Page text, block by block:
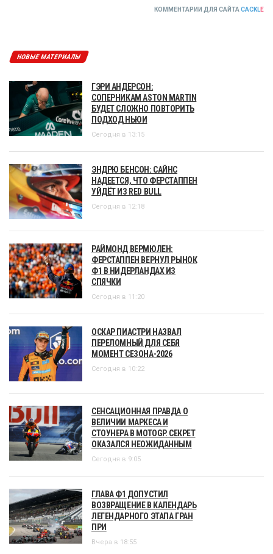
КОММЕНТАРИИ ДЛЯ САЙТА CACKLE
НОВЫЕ МАТЕРИАЛЫ
ГЭРИ АНДЕРСОН:
СОПЕРНИКАМ ASTON MARTIN
БУДЕТ СЛОЖНО ПОВТОРИТЬ
ПОДХОД НЬЮИ
Сегодня в 13:15
ЭНДРЮ БЕНСОН: САЙНС
НАДЕЕТСЯ, ЧТО ФЕРСТАППЕН
УЙДЁТ ИЗ RED BULL
Сегодня в 12:18
РАЙМОНД ВЕРМЮЛЕН:
ФЕРСТАППЕН ВЕРНУЛ РЫНОК
Ф1 В НИДЕРЛАНДАХ ИЗ
СПЯЧКИ
Сегодня в 11:20
ОСКАР ПИАСТРИ НАЗВАЛ
ПЕРЕЛОМНЫЙ ДЛЯ СЕБЯ
МОМЕНТ СЕЗОНА-2026
Сегодня в 10:22
СЕНСАЦИОННАЯ ПРАВДА О
ВЕЛИЧИИ МАРКЕСА И
СТОУНЕРА В MOTOGP. СЕКРЕТ
ОКАЗАЛСЯ НЕОЖИДАННЫМ
Сегодня в 9:05
ГЛАВА Ф1 ДОПУСТИЛ
ВОЗВРАЩЕНИЕ В КАЛЕНДАРЬ
ЛЕГЕНДАРНОГО ЭТАПА ГРАН
ПРИ
Вчера в 18:55